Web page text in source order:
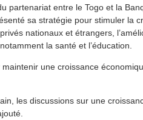
partenariat entre le Togo et la
sa stratégie pour stimuler la
nationaux et étrangers,
la santé et l’éducation.
une croissance
les discussions sur une